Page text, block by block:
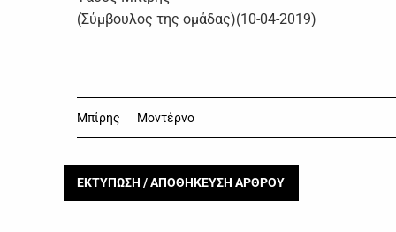
(Σύμβουλος της ομάδας)(10-04-2019)
Μπίρης Μοντέρνο
ΕΚΤΥΠΩΣΗ / ΑΠΟΘΗΚΕΥΣΗ ΑΡΘΡΟΥ